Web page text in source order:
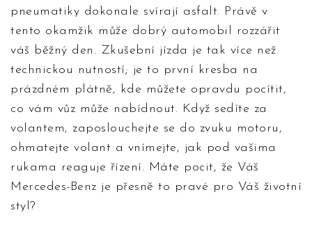
pneumatiky dokonale svírají asfalt. Právě v
tento okamžik může dobrý automobil rozzářit
váš běžný den. Zkušební jízda je tak více než
technickou nutností; je to první kresba na
prázdném plátně, kde můžete opravdu pocítit,
co vám vůz může nabídnout. Když sedíte za
volantem, zaposlouchejte se do zvuku motoru,
ohmatejte volant a vnímejte, jak pod vašima
rukama reaguje řízení. Máte pocit, že Váš
Mercedes-Benz je přesně to pravé pro Váš životní
styl?